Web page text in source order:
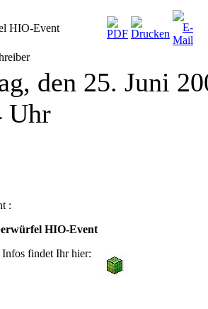
HIO-Event
den 25. Juni
Uhr
:
HIO-Event
findet Ihr hier: